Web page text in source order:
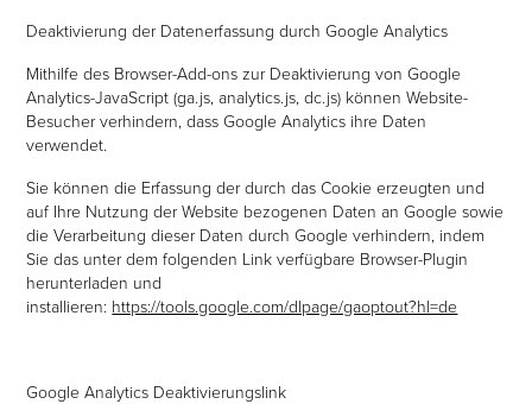
Deaktivierung der Datenerfassung durch Google Analytics
Mithilfe des Browser-Add-ons zur Deaktivierung von Google
Analytics-JavaScript (ga.js, analytics.js, dc.js) können Website-
Besucher verhindern, dass Google Analytics ihre Daten
verwendet.
Sie können die Erfassung der durch das Cookie erzeugten und
auf Ihre Nutzung der Website bezogenen Daten an Google sowie
die Verarbeitung dieser Daten durch Google verhindern, indem
Sie das unter dem folgenden Link verfügbare Browser-Plugin
herunterladen und
installieren: https://tools.google.com/dlpage/gaoptout?hl=de
Google Analytics Deaktivierungslink